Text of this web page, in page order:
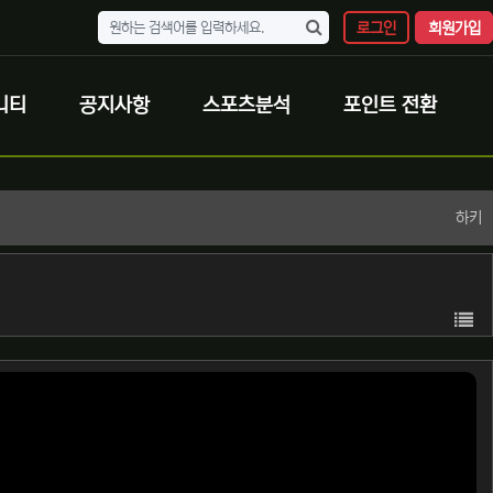
로그인 회원가입
티 공지사항 스포츠분석 포인트 전환
하키
목